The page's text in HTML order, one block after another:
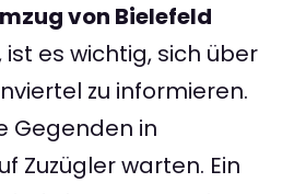
von Bielefeld
ist es wichtig, sich über
zu informieren.
Gegenden in
Zuzügler warten. Ein